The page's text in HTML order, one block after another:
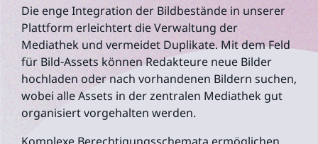
Die enge Integration der Bildbestände in unserer
Plattform erleichtert die Verwaltung der
Mediathek und vermeidet Duplikate. Mit dem Feld
für Bild-Assets können Redakteure neue Bilder
hochladen oder nach vorhandenen Bildern suchen,
wobei alle Assets in der zentralen Mediathek gut
organisiert vorgehalten werden.